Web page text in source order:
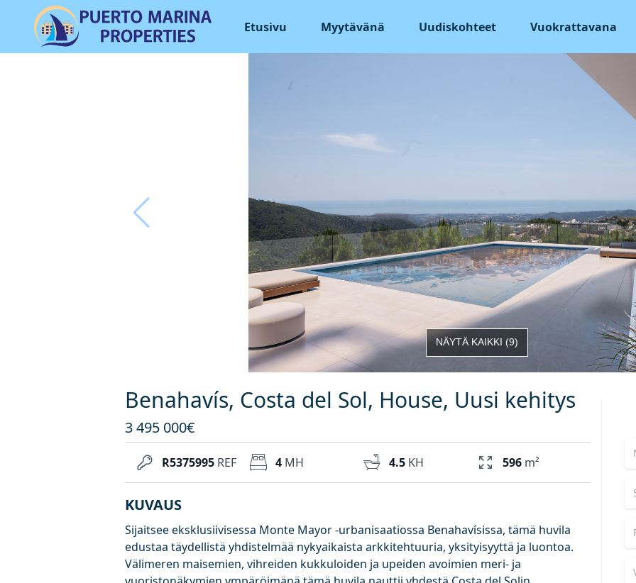
Etusivu Myytävänä Uudiskohteet Vuokrattavana
NÄYTÄ KAIKKI (9)
Benahavís, Costa del Sol, House, Uusi kehitys
3 495 000€
R5375995 REF 4 MH 4.5 KH 596 m²
KUVAUS
Sijaitsee eksklusiivisessa Monte Mayor -urbanisaatiossa Benahavísissa, tämä huvila
edustaa täydellistä yhdistelmää nykyaikaista arkkitehtuuria, yksityisyyttä ja luontoa.
Välimeren maisemien, vihreiden kukkuloiden ja upeiden avoimien meri- ja